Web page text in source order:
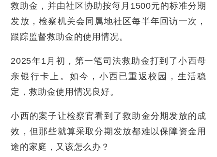
救助金，并由社区协助按每月1500元的标准分期
发放，检察机关会同属地社区每半年回访一次，
跟踪监督救助金的使用情况。
2025年1月初，第一笔司法救助金打到了小西母
亲银行卡上。如今，小西已重返校园，生活稳
定，救助金使用情况良好。
小西的案子让检察官看到了救助金分期发放的成
效，但那些就算采取分期发放都难以保障资金用
途的家庭，又该怎么办？